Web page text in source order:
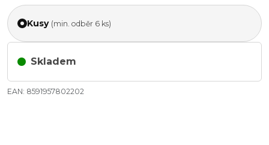
Kusy (min. odběr 6 ks)
Skladem
EAN: 8591957802202